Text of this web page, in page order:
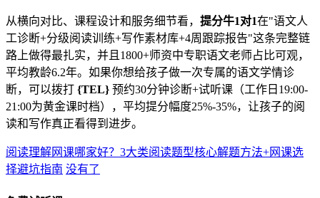
从横向对比、课程设计和服务细节看， 提分牛1对1在"语文人
工诊断+分级阅读训练+写作素材库+4周跟踪报告"这条完整链
路上做得最扎实，并且1800+师资中专职语文老师占比可观，
平均教龄6.2年。如果你想给孩子做一次专属的语文学情诊
断，可以拨打 {TEL} 预约30分钟诊断+试听课（工作日19:00-
21:00为黄金课时档），平均提分幅度25%-35%，让孩子的阅
读和写作真正看得到进步。
阅读理解网课哪家好？3大类阅读题型核心解题方法+网课选
择避坑指南 没有了